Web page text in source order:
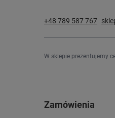
+48 789 587 767
W sklepie prezentujemy
Zamówienia